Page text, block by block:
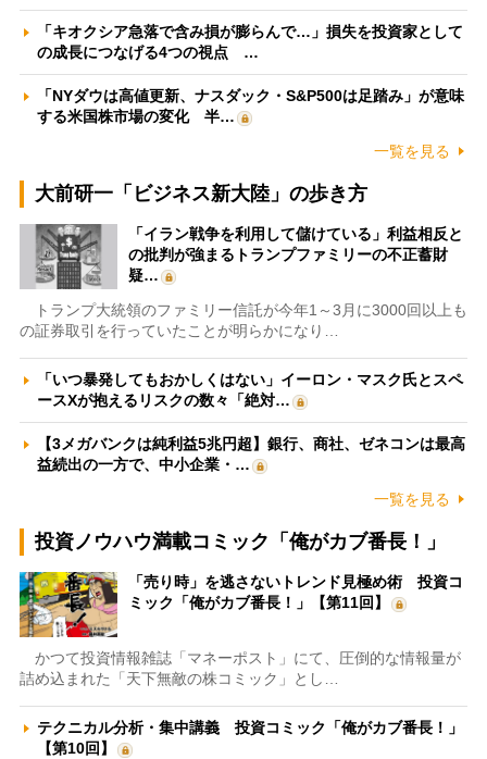
「キオクシア急落で含み損が膨らんで…」損失を投資家として
の成長につなげる4つの視点 …
「NYダウは高値更新、ナスダック・S&P500は足踏み」が意味
する米国株市場の変化 半…
一覧を見る
大前研一「ビジネス新大陸」の歩き方
「イラン戦争を利用して儲けている」利益相反と
の批判が強まるトランプファミリーの不正蓄財
疑…
トランプ大統領のファミリー信託が今年1～3月に3000回以上も
の証券取引を行っていたことが明らかになり…
「いつ暴発してもおかしくはない」イーロン・マスク氏とスペ
ースXが抱えるリスクの数々「絶対…
【3メガバンクは純利益5兆円超】銀行、商社、ゼネコンは最高
益続出の一方で、中小企業・…
一覧を見る
投資ノウハウ満載コミック「俺がカブ番長！」
「売り時」を逃さないトレンド見極め術 投資コ
ミック「俺がカブ番長！」【第11回】
かつて投資情報雑誌「マネーポスト」にて、圧倒的な情報量が
詰め込まれた「天下無敵の株コミック」とし…
テクニカル分析・集中講義 投資コミック「俺がカブ番長！」
【第10回】